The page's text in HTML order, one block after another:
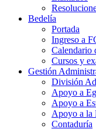
Bedelía
Portada
Ingreso a
Calendario
Cursos y
Gestión
División
Apoyo a
Apoyo a
Apoyo a la
Contaduría